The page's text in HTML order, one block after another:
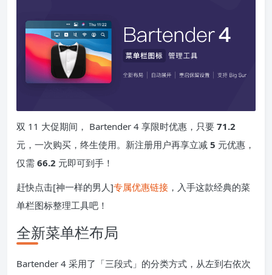
双 11 大促期间， Bartender 4 享限时优惠，只要 71.2
元，一次购买，终生使用。新注册用户再享立减 5 元优惠，
仅需 66.2 元即可到手！
赶快点击[神一样的男人]专属优惠链接 ，入手这款经典的菜
单栏图标整理工具吧！
全新菜单栏布局
Bartender 4 采用了「三段式」的分类方式，从左到右依次